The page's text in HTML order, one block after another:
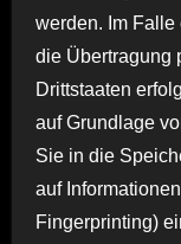
werden. Im
die Übertragung
Drittstaaten
auf Grundlage
Sie in die
auf
Fingerprinting)